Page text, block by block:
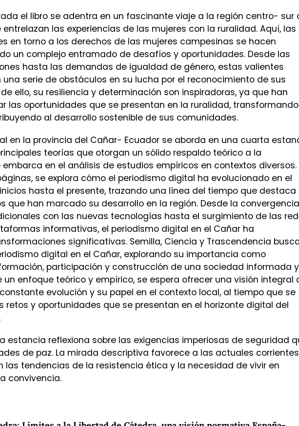
el libro se adentra en un fascinante viaje a la región centro- sur
entrelazan las experiencias de las mujeres con la ruralidad. Aquí, las
en torno a los derechos de las mujeres campesinas se hacen
un complejo entramado de desafíos y oportunidades. Desde las
hasta las demandas de igualdad de género, estas valientes
serie de obstáculos en su lucha por el reconocimiento de sus
ello, su resiliencia y determinación son inspiradoras, ya que han
las oportunidades que se presentan en la ruralidad, transformando
al desarrollo sostenible de sus comunidades.
en la provincia del Cañar- Ecuador se aborda en una cuarta
teorías que otorgan un sólido respaldo teórico a la
en el análisis de estudios empíricos en contextos diversos.
se explora cómo el periodismo digital ha evolucionado en el
hasta el presente, trazando una línea del tiempo que destaca
que han marcado su desarrollo en la región. Desde la convergencia
con las nuevas tecnologías hasta el surgimiento de las
informativas, el periodismo digital en el Cañar ha
significativas. Semilla, Ciencia y Trascendencia
digital en el Cañar, explorando su importancia como
participación y construcción de una sociedad informada y
un enfoque teórico y empírico, se espera ofrecer una visión integral
evolución y su papel en el contexto local, al tiempo que se
retos y oportunidades que se presentan en el horizonte digital del
estancia reflexiona sobre las exigencias imperiosas de seguridad
de paz. La mirada descriptiva favorece a las actuales corrientes
las tendencias de la resistencia ética y la necesidad de vivir en
convivencia.